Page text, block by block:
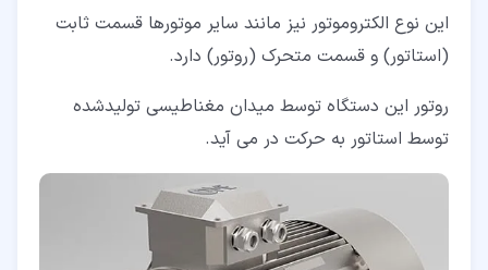
این نوع الکتروموتور نیز مانند سایر موتورها قسمت ثابت
(استاتور) و قسمت متحرک (روتور) دارد.
روتور این دستگاه توسط میدان مغناطیسی تولیدشده
توسط استاتور به حرکت در می آید.